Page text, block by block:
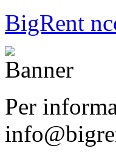
BigRent
Per